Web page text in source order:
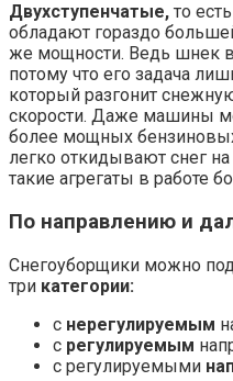
Двухступенчатые, то
обладают гораздо
же мощности. Ведь шнек
потому что его задача
который разгонит
скорости. Даже машины
более мощных
легко откидывают снег
такие агрегаты в работе
По направлению и
Снегоуборщики можно
три категории:
с нерегулируемым
с регулируемым
с регулируемыми